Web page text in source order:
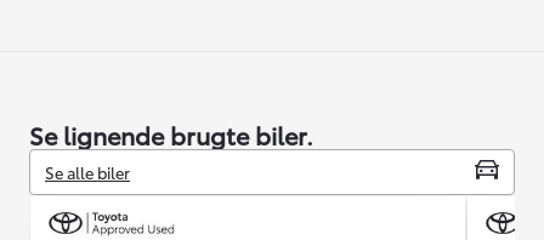
Se lignende brugte biler.
Se alle biler